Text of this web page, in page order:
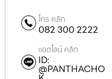
โทร คลิก
082 300 2222
แอดไลน์ คลิก
ID:
@PANTHACHO